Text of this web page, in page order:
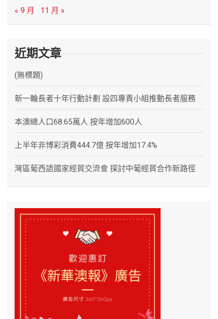
« 9 月
11 月 »
近期文章
(無標題)
新一輪長者十年行動計劃 設四專責小組推動長者服務
本澳總人口68.65萬人 按年增加600人
上半年非博彩消費444.7億 按年增加17.4%
灣區葡西語國家經貿交流會 探討中葡經貿合作新路徑